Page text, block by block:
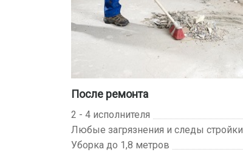
После ремонта
2 - 4 исполнителя
Любые загрязнения и следы стройки
Уборка до 1,8 метров